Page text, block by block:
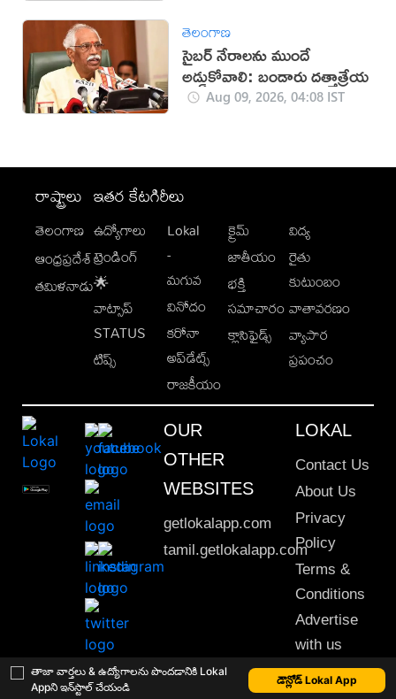
తాజా వార్తలు & ఉద్యోగాలను పొందడానికి Lokal
Appని ఇన్‌స్టాల్ చేయండి
డౌన్లోడ్ Lokal App
తెలంగాణ
సైబర్ నేరాలను ముందే
అడ్డుకోవాలి: బండారు దత్తాత్రేయ
Aug 09, 2026, 04:08 IST
రాష్ట్రాలు
తెలంగాణ
ఆంధ్రప్రదేశ్
తమిళనాడు
ఇతర కేటగిరీలు
ఉద్యోగాలు
ట్రెండింగ్
🌟
వాట్సాప్
STATUS
టిప్స్
Lokal
-
మగువ
వినోదం
కరోనా
అప్‌డేట్స్
రాజకీయం
క్రైమ్
జాతీయం
భక్తి
సమాచారం
క్లాసిఫైడ్స్
విద్య
రైతు
కుటుంబం
వాతావరణం
వ్యాపార
ప్రపంచం
OUR
OTHER
WEBSITES
getlokalapp.com
tamil.getlokalapp.com
LOKAL
Contact Us
About Us
Privacy
Policy
Terms &
Conditions
Advertise
with us
Sitemap
This material may not be published, transmitted, rewritten or redistributed. © 2020 Lokal App. All rights reserved.